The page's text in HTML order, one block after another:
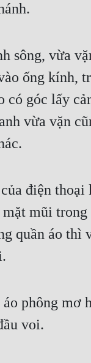
sông, vừa
ống kính,
có góc lấy
vừa vặn
điện thoại
mũi trong
quần áo thì
phông mơ
voi.